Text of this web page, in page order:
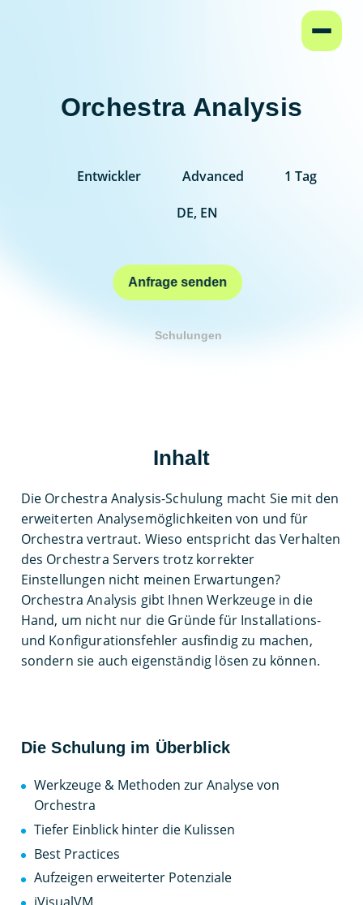
Orchestra Analysis
Entwickler Advanced 1 Tag
DE, EN
Anfrage senden
Schulungen
Inhalt
Die Orchestra Analysis-Schulung macht Sie mit den
erweiterten Analysemöglichkeiten von und für
Orchestra vertraut. Wieso entspricht das Verhalten
des Orchestra Servers trotz korrekter
Einstellungen nicht meinen Erwartungen?
Orchestra Analysis gibt Ihnen Werkzeuge in die
Hand, um nicht nur die Gründe für Installations-
und Konfigurationsfehler ausfindig zu machen,
sondern sie auch eigenständig lösen zu können.
Die Schulung im Überblick
Werkzeuge & Methoden zur Analyse von
Orchestra
Tiefer Einblick hinter die Kulissen
Best Practices
Aufzeigen erweiterter Potenziale